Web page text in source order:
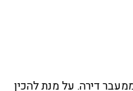
דירה. על מנת להכין